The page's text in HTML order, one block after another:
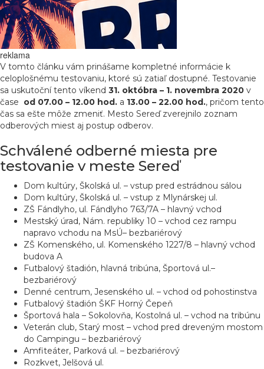
reklama
V tomto článku vám prinášame kompletné informácie k
celoplošnému testovaniu, ktoré sú zatiaľ dostupné. Testovanie
sa uskutoční tento víkend 31. októbra – 1. novembra 2020 v
čase od 07.00 – 12.00 hod. a 13.00 – 22.00 hod., pričom tento
čas sa ešte môže zmeniť. Mesto Sereď zverejnilo zoznam
odberových miest aj postup odberov.
Schválené odberné miesta pre
testovanie v meste Sereď
Dom kultúry, Školská ul. – vstup pred estrádnou sálou
Dom kultúry, Školská ul. – vstup z Mlynárskej ul.
ZŠ Fándlyho, ul. Fándlyho 763/7A – hlavný vchod
Mestský úrad, Nám. republiky 10 – vchod cez rampu
napravo vchodu na MsÚ– bezbariérový
ZŠ Komenského, ul. Komenského 1227/8 – hlavný vchod
budova A
Futbalový štadión, hlavná tribúna, Športová ul.–
bezbariérový
Denné centrum, Jesenského ul. – vchod od pohostinstva
Futbalový štadión ŠKF Horný Čepeň
Športová hala – Sokolovňa, Kostolná ul. – vchod na tribúnu
Veterán club, Starý most – vchod pred dreveným mostom
do Campingu – bezbariérový
Amfiteáter, Parková ul. – bezbariérový
Rozkvet, Jelšová ul.